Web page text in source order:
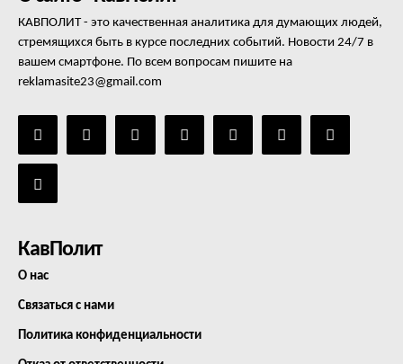
КАВПОЛИТ - это качественная аналитика для думающих людей,
стремящихся быть в курсе последних событий. Новости 24/7 в
вашем смартфоне. По всем вопросам пишите на
reklamasite23@gmail.com
КавПолит
О нас
Связаться с нами
Политика конфиденциальности